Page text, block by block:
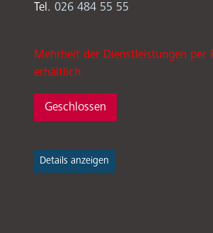
Tel. 026 484 55 55
Mehrheit der Dienstleistungen per
erhältlich.
Geschlossen
Details anzeigen